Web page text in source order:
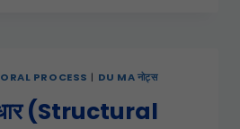
PROCESS | DU MA नोट्स
(Structural